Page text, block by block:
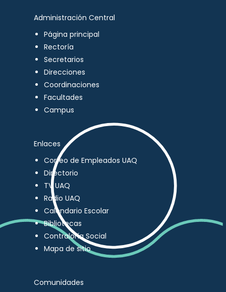
Administración Central
Página principal
Rectoría
Secretarios
Direcciones
Coordinaciones
Facultades
Campus
Enlaces
Correo de Empleados UAQ
Directorio
TV UAQ
Radio UAQ
Calendario Escolar
Bibliotecas
Contraloría Social
Mapa de sitio
Comunidades